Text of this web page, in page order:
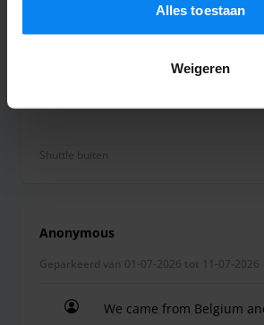
Privacybeleid.
Alles toestaan
Weigeren
Parking sûr place
Shuttle buiten
Anonymous
Geparkeerd van 01-07-2026 tot 11-07-2026
We came from Belgium